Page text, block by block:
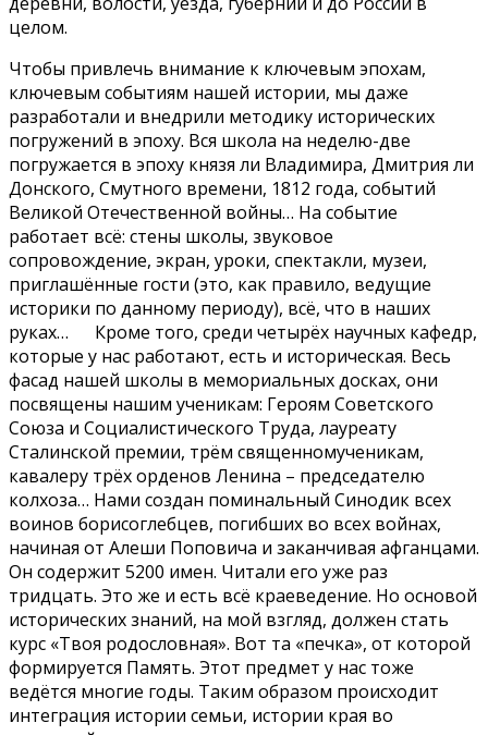
целом.
Чтобы привлечь внимание к ключевым эпохам,
ключевым событиям нашей истории, мы даже
разработали и внедрили методику исторических
погружений в эпоху. Вся школа на неделю-две
погружается в эпоху князя ли Владимира, Дмитрия ли
Донского, Смутного времени, 1812 года, событий
Великой Отечественной войны… На событие
работает всё: стены школы, звуковое
сопровождение, экран, уроки, спектакли, музеи,
приглашённые гости (это, как правило, ведущие
историки по данному периоду), всё, что в наших
руках… Кроме того, среди четырёх научных кафедр,
которые у нас работают, есть и историческая. Весь
фасад нашей школы в мемориальных досках, они
посвящены нашим ученикам: Героям Советского
Союза и Социалистического Труда, лауреату
Сталинской премии, трём священномученикам,
кавалеру трёх орденов Ленина – председателю
колхоза… Нами создан поминальный Синодик всех
воинов борисоглебцев, погибших во всех войнах,
начиная от Алеши Поповича и заканчивая афганцами.
Он содержит 5200 имен. Читали его уже раз
тридцать. Это же и есть всё краеведение. Но основой
исторических знаний, на мой взгляд, должен стать
курс «Твоя родословная». Вот та «печка», от которой
формируется Память. Этот предмет у нас тоже
ведётся многие годы. Таким образом происходит
интеграция истории семьи, истории края во